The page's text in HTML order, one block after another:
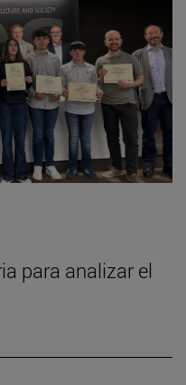
para analizar el